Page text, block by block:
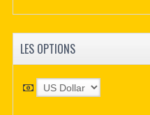
LES OPTIONS